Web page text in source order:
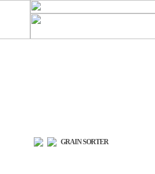
GRAIN SORTER